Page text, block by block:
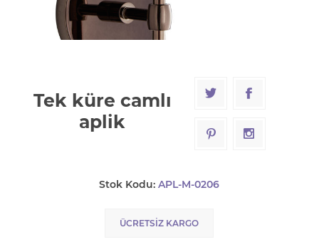
Tek küre camlı
aplik
Stok Kodu: APL-M-0206
ÜCRETSIZ KARGO